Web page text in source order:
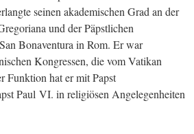
seinen akademischen Grad an der
und der Päpstlichen
Bonaventura in Rom. Er war
Kongressen, die vom Vatikan
Funktion hat er mit Papst
Paul VI. in religiösen Angelegenheiten